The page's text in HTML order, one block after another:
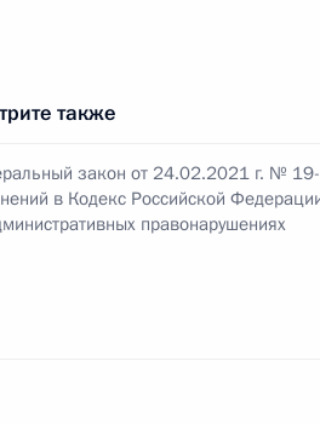
2021 года, 18:40
2021 года, суббота
также
закон от 24.02.2021 г. №
в Кодекс Российской
правонарушениях